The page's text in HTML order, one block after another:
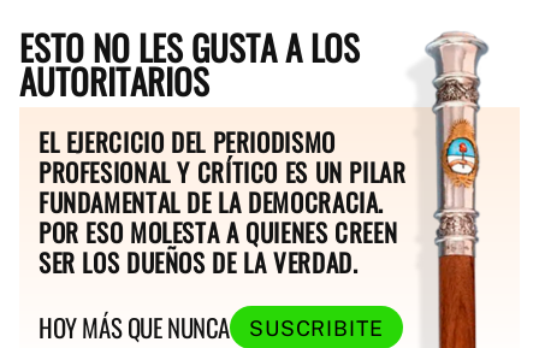
ESTO NO LES GUSTA A LOS
AUTORITARIOS
EL EJERCICIO DEL PERIODISMO
PROFESIONAL Y CRÍTICO ES UN PILAR
FUNDAMENTAL DE LA DEMOCRACIA.
POR ESO MOLESTA A QUIENES CREEN
SER LOS DUEÑOS DE LA VERDAD.
HOY MÁS QUE NUNCA
SUSCRIBITE